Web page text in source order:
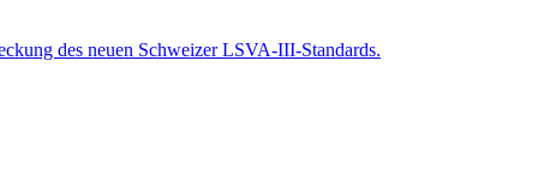
des neuen Schweizer LSVA-III-Standards.